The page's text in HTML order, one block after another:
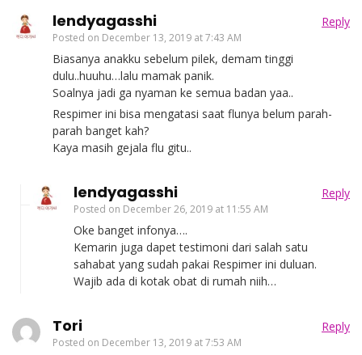
lendyagasshi
Posted on December 13, 2019 at 7:43 AM
Reply
Biasanya anakku sebelum pilek, demam tinggi
dulu..huuhu…lalu mamak panik.
Soalnya jadi ga nyaman ke semua badan yaa..
Respimer ini bisa mengatasi saat flunya belum parah-
parah banget kah?
Kaya masih gejala flu gitu..
lendyagasshi
Posted on December 26, 2019 at 11:55 AM
Reply
Oke banget infonya….
Kemarin juga dapet testimoni dari salah satu
sahabat yang sudah pakai Respimer ini duluan.
Wajib ada di kotak obat di rumah niih…
Tori
Posted on December 13, 2019 at 7:53 AM
Reply